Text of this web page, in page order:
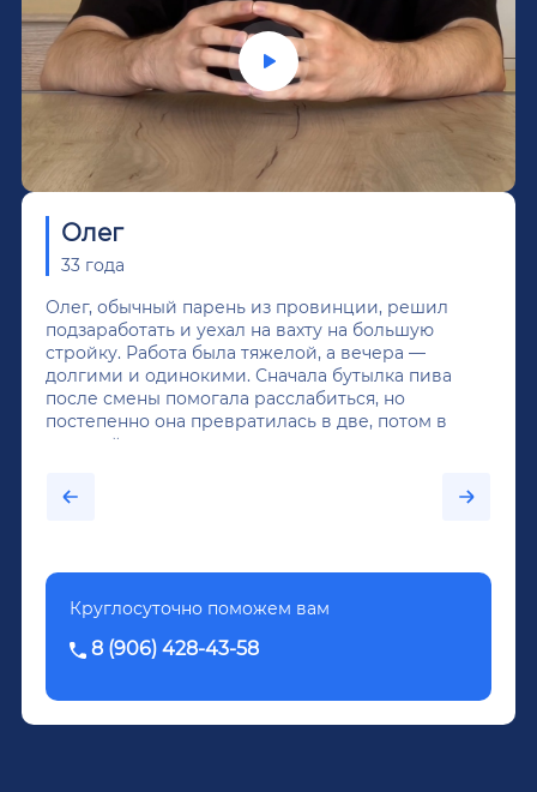
Олег
33 года
Олег, обычный парень из провинции, решил
подзаработать и уехал на вахту на большую
стройку. Работа была тяжелой, а вечера —
долгими и одинокими. Сначала бутылка пива
после смены помогала расслабиться, но
постепенно она превратилась в две, потом в
крепкий алкоголь, и вот он уже пил почти
было назначено кодирование по методу
Довженко.
Круглосуточно поможем вам
8 (906) 428-43-58